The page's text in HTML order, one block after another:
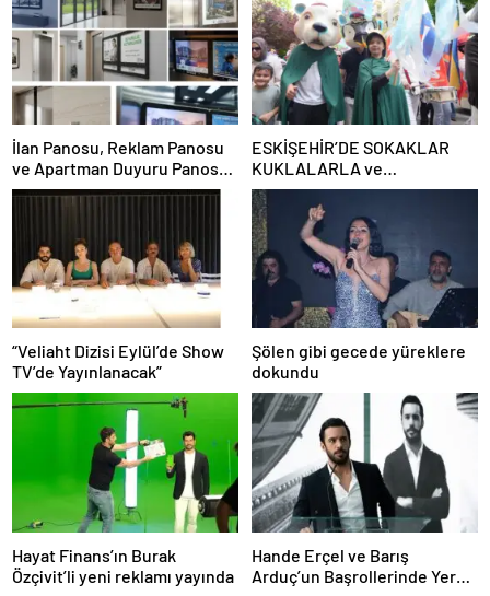
İlan Panosu, Reklam Panosu
ve Apartman Duyuru Panosu
Kullanım Alanları ve
Avantajları
ESKİŞEHİR’DE SOKAKLAR
KUKLALARLA ve
ÇOCUKLARIN NEŞESİYLE
RENKLENİYOR!
“Veliaht Dizisi Eylül’de Show
TV’de Yayınlanacak”
Şölen gibi gecede yüreklere
dokundu
Hayat Finans’ın Burak
Özçivit’li yeni reklamı yayında
Hande Erçel ve Barış
Arduç’un Başrollerinde Yer